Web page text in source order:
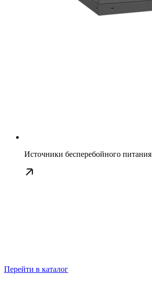
Источники бесперебойного питания
Перейти в каталог